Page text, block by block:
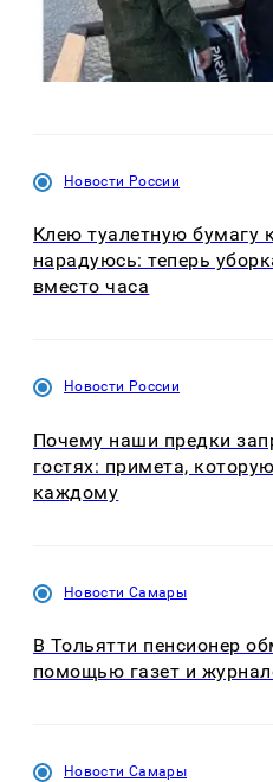
Новости России
Клею туалетную бумагу
нарадуюсь: теперь
вместо часа
Новости России
Почему наши предки
гостях: примета,
каждому
Новости Самары
В Тольятти пенсионер
помощью газет и
Новости Самары